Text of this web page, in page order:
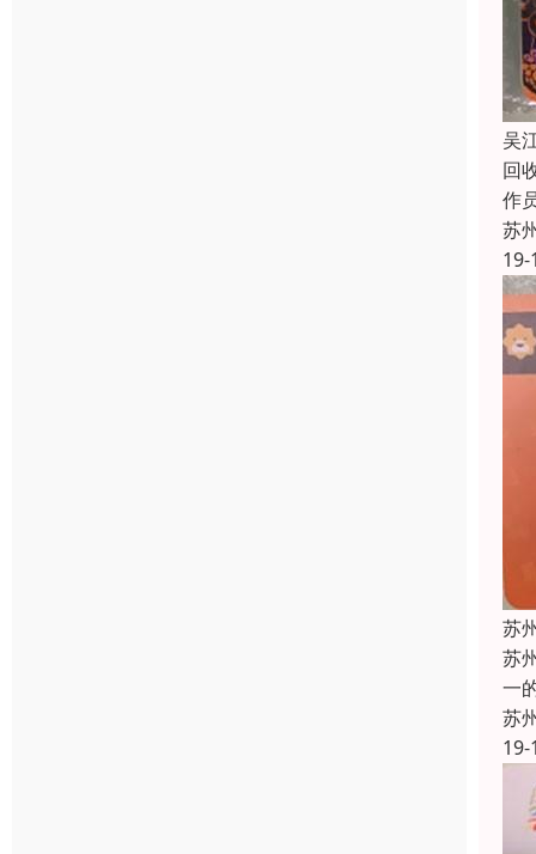
吴
回
作
苏
19-
苏
苏
一
苏
19-